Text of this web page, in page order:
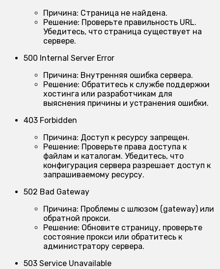
Причина: Страница не найдена.
Решение: Проверьте правильность URL.
Убедитесь, что страница существует на
сервере.
500 Internal Server Error
Причина: Внутренняя ошибка сервера.
Решение: Обратитесь к службе поддержки
хостинга или разработчикам для
выяснения причины и устранения ошибки.
403 Forbidden
Причина: Доступ к ресурсу запрещен.
Решение: Проверьте права доступа к
файлам и каталогам. Убедитесь, что
конфигурация сервера разрешает доступ к
запрашиваемому ресурсу.
502 Bad Gateway
Причина: Проблемы с шлюзом (gateway) или
обратной прокси.
Решение: Обновите страницу, проверьте
состояние прокси или обратитесь к
администратору сервера.
503 Service Unavailable